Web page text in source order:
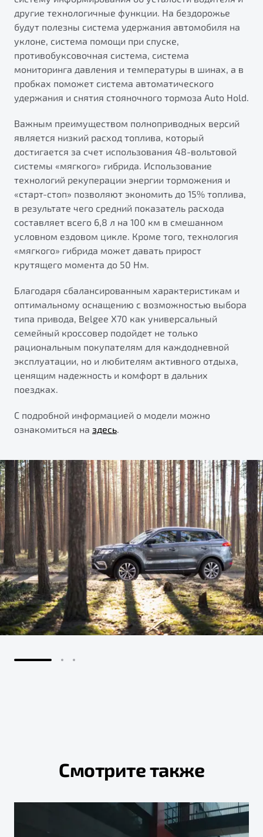
другие технологичные функции. На бездорожье
будут полезны система удержания автомобиля на
уклоне, система помощи при спуске,
противобуксовочная система, система
мониторинга давления и температуры в шинах, а в
пробках поможет система автоматического
удержания и снятия стояночного тормоза Auto Hold.
Важным преимуществом полноприводных версий
является низкий расход топлива, который
достигается за счет использования 48-вольтовой
системы «мягкого» гибрида. Использование
технологий рекуперации энергии торможения и
«старт-стоп» позволяют экономить до 15% топлива,
в результате чего средний показатель расхода
составляет всего 6,8 л на 100 км в смешанном
условном ездовом цикле. Кроме того, технология
«мягкого» гибрида может давать прирост
крутящего момента до 50 Нм.
Благодаря сбалансированным характеристикам и
оптимальному оснащению с возможностью выбора
типа привода, Belgee Х70 как универсальный
семейный кроссовер подойдет не только
рациональным покупателям для каждодневной
эксплуатации, но и любителям активного отдыха,
ценящим надежность и комфорт в дальних
поездках.
С подробной информацией о модели можно
ознакомиться на здесь.
Смотрите также